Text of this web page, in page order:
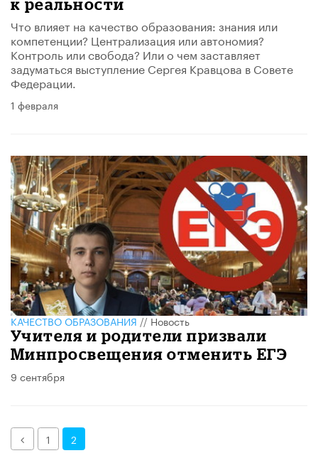
к реальности
Что влияет на качество образования: знания или
компетенции? Централизация или автономия?
Контроль или свобода? Или о чем заставляет
задуматься выступление Сергея Кравцова в Совете
Федерации.
1 февраля
КАЧЕСТВО ОБРАЗОВАНИЯ//Новость
Учителя и родители призвали
Минпросвещения отменить ЕГЭ
9 сентября
Назад1 2